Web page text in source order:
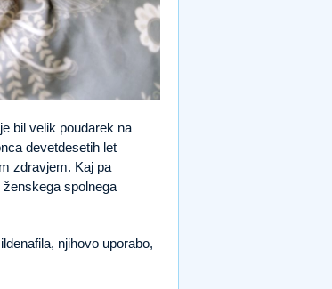
bil velik poudarek na
devetdesetih let
zdravjem. Kaj pa
spolnega
njihovo uporabo,